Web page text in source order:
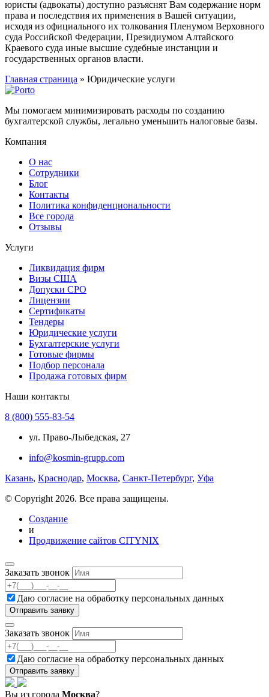
юристы (адвокаты) доступно разъяснят Вам содержание норм
права и последствия их применения в Вашей ситуации,
исходя из официального их толкования Пленумом Верховного
суда Российской Федерации, Президиумом Алтайского
Краевого суда иные высшие судебные инстанции и
государственных органов власти.
Главная страница » Юридические услуги
Мы помогаем минимизировать расходы по созданию
бухгалтерской службы, легально уменьшить налоговые базы.
Компания
О нас
Сотрудники
Блог
Контакты
Политика конфиденциональности
Все города
Отзывы
Услуги
Ликвидация фирм
Визы США
Допуски СРО
Лицензии
Сертификаты
Тендеры
Юридические услуги
Бухгалтерские услуги
Готовые фирмы
Подбор персонала
Продажа готовых фирм
Наши контакты
8 (800) 555-83-54
ул. Право-Лыбедская, 27
info@kosmin-grupp.com
Казань, Краснодар, Москва, Санкт-Петербург, Уфа
© Copyright 2026. Все права защищены.
Создание
и
Продвижение сайтов CITYNIX
Заказать звонок
Даю согласие на обработку персональных данных
Заказать звонок
Даю согласие на обработку персональных данных
Вы из города Москва?